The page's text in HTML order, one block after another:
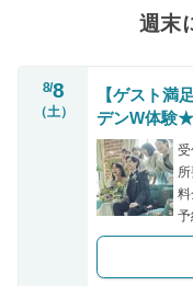
週末
8/8
（土）
【ゲスト満
デンW体験